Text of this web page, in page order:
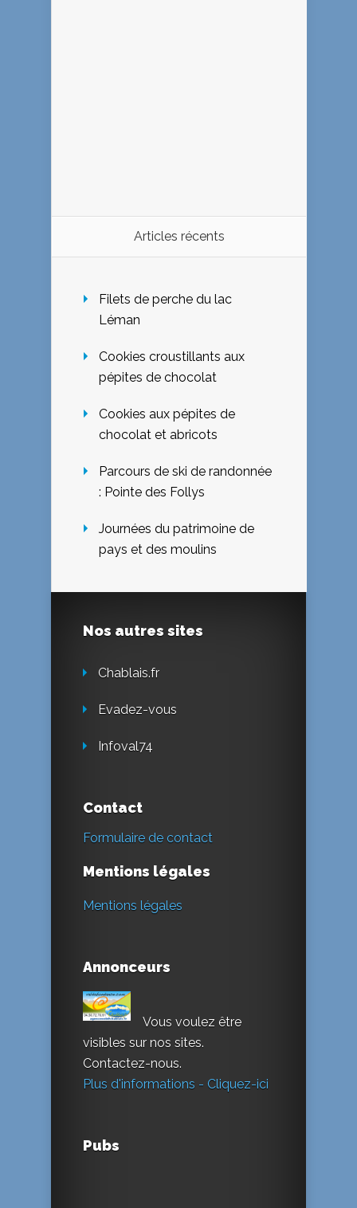
Articles récents
Filets de perche du lac
Léman
Cookies croustillants aux
pépites de chocolat
Cookies aux pépites de
chocolat et abricots
Parcours de ski de randonnée
: Pointe des Follys
Journées du patrimoine de
pays et des moulins
Nos autres sites
Chablais.fr
Evadez-vous
Infoval74
Contact
Formulaire de contact
Mentions légales
Mentions légales
Annonceurs
Vous voulez être
visibles sur nos sites.
Contactez-nous.
Plus d'informations - Cliquez-ici
Pubs